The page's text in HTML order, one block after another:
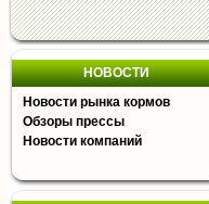
НОВОСТИ
Новости рынка кормов
Обзоры прессы
Новости компаний